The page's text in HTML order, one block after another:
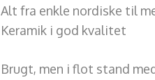
Alt fra enkle nordiske til
Keramik i god kvalitet
Brugt, men i flot stand